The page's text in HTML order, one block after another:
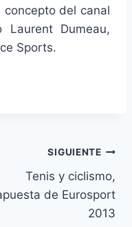
del canal
Laurent Dumeau,
Sports.
SIGUIENTE
Tenis y ciclismo,
de Eurosport
2013